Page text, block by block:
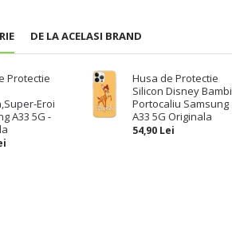
DE LA ACELASI BRAND
Protectie
Eroi
A33 5G -
Husa de Protectie
Silicon Disney Bambi
Portocaliu Samsung
A33 5G Originala
54,90 Lei